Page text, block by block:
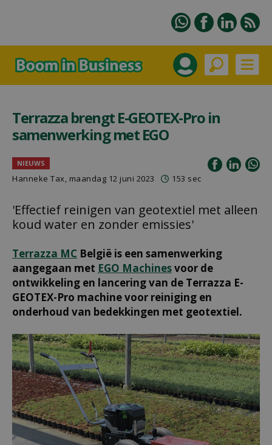
Terrazza brengt E-GEOTEX-Pro in
samenwerking met EGO
NIEUWS
Hanneke Tax, maandag 12 juni 2023 153 sec
'Effectief reinigen van geotextiel met alleen
koud water en zonder emissies'
Terrazza MC België is een samenwerking
aangegaan met EGO Machinesvoor de
ontwikkeling en lancering van de Terrazza E-
GEOTEX-Pro machine voor reiniging en
onderhoud van bedekkingen met geotextiel.